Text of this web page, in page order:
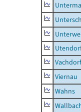
Vachdorf
Viernau
Wahns